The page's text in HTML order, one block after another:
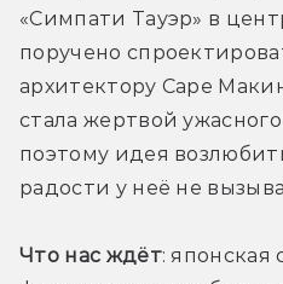
«Симпати Тауэр» в
поручено
архитектору Саре
стала жертвой
поэтому идея
радости у неё не
Что нас ждёт: японская